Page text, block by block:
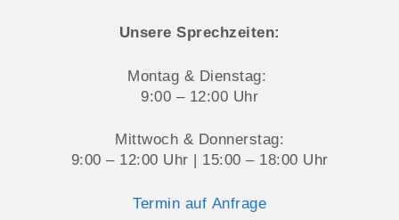
Unsere Sprechzeiten:
Montag & Dienstag:
9:00 – 12:00 Uhr
Mittwoch & Donnerstag:
9:00 – 12:00 Uhr | 15:00 – 18:00 Uhr
Termin auf Anfrage